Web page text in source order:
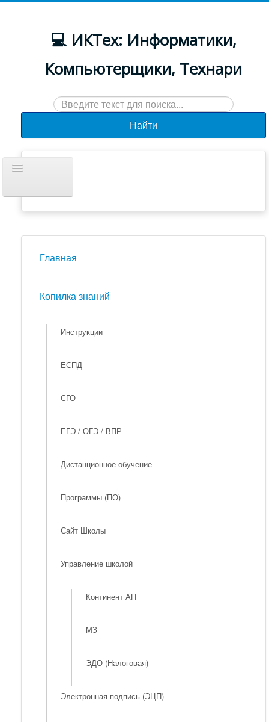
💻 ИКТех: Информатики,
Компьютерщики, Технари
Искать...
Найти
навигацию
Новости
Главная
Копилка знаний
Инструкции
ЕСПД
СГО
ЕГЭ / ОГЭ / ВПР
Дистанционное обучение
Программы (ПО)
Сайт Школы
Управление школой
Континент АП
МЗ
ЭДО (Налоговая)
Электронная подпись (ЭЦП)